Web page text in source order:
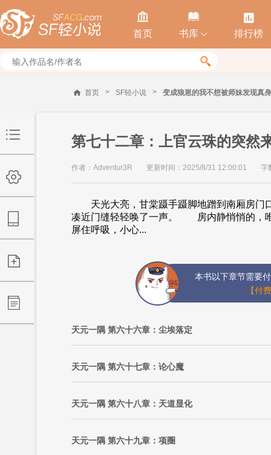

首页

书库 

排行榜

首页 > SF轻小说 > 变成狼崽的我不想被师妹发现真身
第七十二章：上官云珠的突然
作者：Adventur3R 更新时间：2025/8/31 12:00:01 字
天光大亮，甘棠蹑手蹑脚地蹭到南厢房
凑近门缝轻轻唤了一声。 房内静悄悄的
屏住呼吸，小心...
本书以下章节需要
【付
天元一隅 第六十六章：尘埃落定
天元一隅 第六十七章：论心魔
天元一隅 第六十八章：天道显化
天元一隅 第六十九章：项圈